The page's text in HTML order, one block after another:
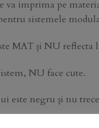
300,00 lei
through
500,00 lei
va imprima pe
sistemele
MAT și NU reflecta
NU face cute.
este negru și nu